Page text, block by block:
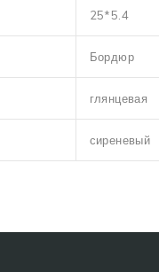
25*5.4
Бордюр
глянцевая
сиреневый